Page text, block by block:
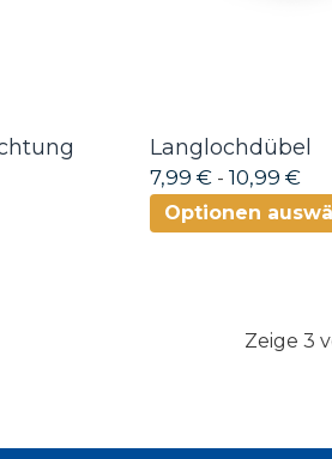
Langlochdübel
7,99 € - 10,99 €
Optionen
Zeige 3